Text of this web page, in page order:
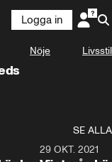
Logga in
Nöje Livsstil
SE ALLA
29 OKT. 2021